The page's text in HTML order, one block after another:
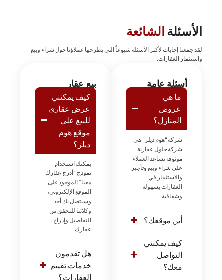
الأسئلة الشائعة
لقد جمعنا إجابات لأكثر الأسئلة شيوعاً التي يطرحها عملاؤنا حول شراء وبيع
واستثمار العقارات.
أسئلة عامة
ما هي
عروض
المنازل؟
شركة “هوم ديلز” هي
شركة حلول عقارية
موثوقة تساعد العملاء
على شراء وبيع وتأجير
والاستثمار في
العقارات بسهولة
وشفافية.
أين موقعك؟
كيف يمكنني
التواصل
معك؟
بيع عقار
كيف يمكنني
عرض عقاري
للبيع على
موقع هوم
ديلز؟
يمكنك استخدام
نموذج “أدرج عقارك
معنا” الموجود على
الموقع الإلكتروني،
وسيتصل بك أحد
وكلائنا للتحقق من
التفاصيل وإدراج
عقارك.
هل تقدمون
خدمات تقييم
العقارات؟